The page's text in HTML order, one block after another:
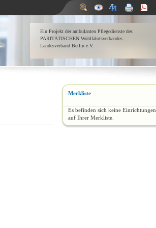
Ein Projekt der ambulanten Pflegedienste des
PARITÄTISCHEN Wohlfahrtsverbandes
Landesverband Berlin e.V.
Merkliste
Es befinden sich keine Einrichtungen
auf Ihrer Merkliste.